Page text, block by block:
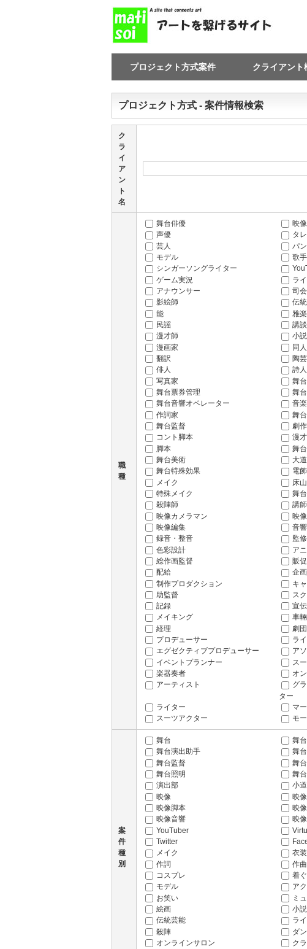
プロジェクト方式案件 クライアント
プロジェクト方式 - 案件情報検索
ク
ラ
イ
ア
ン
ト
名
職
種
舞台俳優 映
声優
タ
芸人
パ
モデル
歌手
シンガーソングライター
ゲーム実況
ラ
アナウンサー
司会
影絵師
伝
能
雅楽
民謡
講
漫才師
小
漫画家
同
翻訳
陶
俳人
詩人
写真家
舞
舞台票券管理
舞
舞台音響オペレーター
音
作詞家
舞
舞台監督
劇
コント脚本
漫
脚本
舞
舞台美術
大
舞台特殊効果
電飾
メイク
床山
特殊メイク
舞
殺陣師
講
映像カメラマン
映
映像編集
音
録音・整音
監修
色彩設計
ア
総作画監督
販
配給
企
制作プロダクション
キ
助監督
ス
記録
宣伝
メイキング
車輛
経理
劇
プロデューサー
ラ
エグゼクティブプロデューサー
ア
イベントプランナー
ス
楽器奏者
オ
アーティスト
グ
ター
ライター
マ
スーツアクター
モ
案
件
種
別
舞台 舞
舞台演出助手
舞
舞台監督
舞
舞台照明
舞
演出部
小
映像
映
映像脚本
映
映像音響
映
YouTuber
Twitter
メイク
衣装
作詞
作曲
コスプレ
着
モデル
ア
お笑い
ミ
絵画
小説
伝統芸能
ラ
殺陣
ダ
オンラインサロン
ク